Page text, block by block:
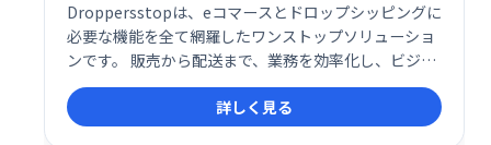
Droppersstopは、eコマースとドロップシッピングに
必要な機能を全て網羅したワンストップソリューショ
ンです。 販売から配送まで、業務を効率化し、ビジネ
スの成長をサポートします。 複雑な作業を簡素化し、
スムーズな運営を実現。ドロップシッピングビジネス
を成功に導くための強力なツールです。
詳しく見る